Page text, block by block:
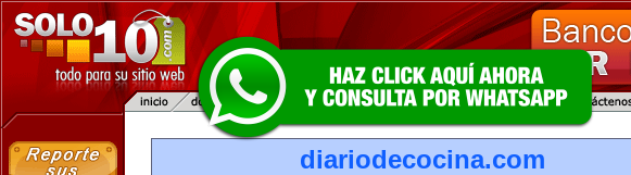
diariodecocina.com